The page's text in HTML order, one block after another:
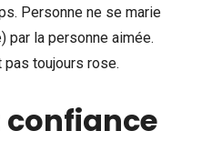
Personne ne se marie
par la personne aimée.
pas toujours rose.
confiance